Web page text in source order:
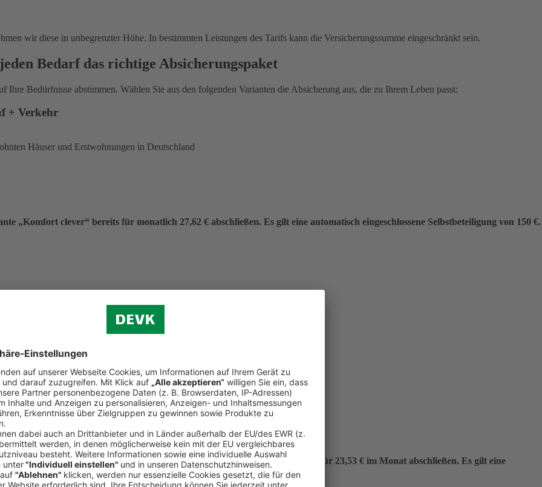
wir diese in unbegrenzter Höhe. In bestimmten Leistungen des Tarifs kann die Versicherungssumme eingeschränkt sein.
Bedarf das richtige Absicherungspaket
Ihre Bedürfnisse abstimmen. Wählen Sie aus den folgenden Varianten die Absicherung aus, die zu Ihrem Leben passt:
+ Verkehr
Häuser und Erstwohnungen in Deutschland
„Komfort clever“ bereits für monatlich 27,62 € abschließen. Es gilt eine automatisch eingeschlossene Selbstbeteiligung von 150 €.
von 331,40 €.
(ohne Verkehr)
Reiserecht
Bereich (Premium-Schutz)
tätiger Single in der Service-Tarif-Variante „Komfort clever“ bereits für 23,53 € im Monat abschließen. Es gilt eine
für einen Monatsbeitrag von 23,53 €: